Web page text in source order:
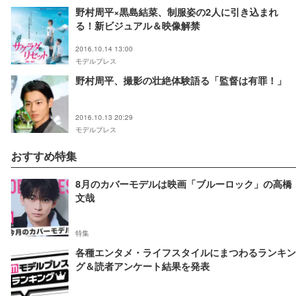
野村周平×黒島結菜、制服姿の2人に引き込まれ
る！新ビジュアル＆映像解禁
2016.10.14 13:00
モデルプレス
野村周平、撮影の壮絶体験語る「監督は有罪！」
2016.10.13 20:29
モデルプレス
おすすめ特集
8月のカバーモデルは映画「ブルーロック」の高橋
文哉
特集
各種エンタメ・ライフスタイルにまつわるランキン
グ＆読者アンケート結果を発表